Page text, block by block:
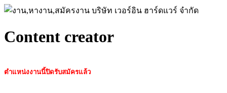
Content creator
ตำแหน่งงานนี้ปิดรับสมัครแล้ว